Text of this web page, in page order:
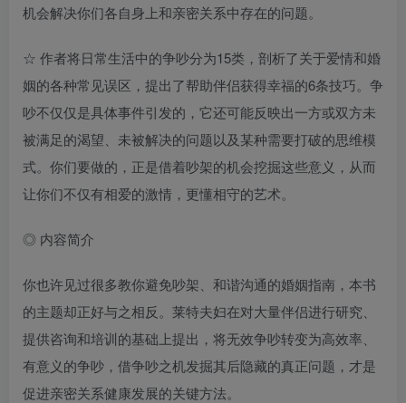
机会解决你们各自身上和亲密关系中存在的问题。
☆ 作者将日常生活中的争吵分为15类，剖析了关于爱情和婚
姻的各种常见误区，提出了帮助伴侣获得幸福的6条技巧。争
吵不仅仅是具体事件引发的，它还可能反映出一方或双方未
被满足的渴望、未被解决的问题以及某种需要打破的思维模
式。你们要做的，正是借着吵架的机会挖掘这些意义，从而
让你们不仅有相爱的激情，更懂相守的艺术。
◎ 内容简介
你也许见过很多教你避免吵架、和谐沟通的婚姻指南，本书
的主题却正好与之相反。莱特夫妇在对大量伴侣进行研究、
提供咨询和培训的基础上提出，将无效争吵转变为高效率、
有意义的争吵，借争吵之机发掘其后隐藏的真正问题，才是
促进亲密关系健康发展的关键方法。